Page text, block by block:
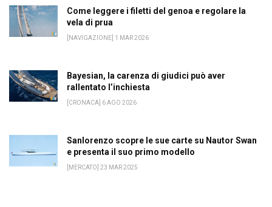
Come leggere i filetti del genoa e regolare la
vela di prua
[NAVIGAZIONE] 1 MAR 2026
Bayesian, la carenza di giudici può aver
rallentato l’inchiesta
[CRONACA] 6 AGO 2026
Sanlorenzo scopre le sue carte su Nautor Swan
e presenta il suo primo modello
[MERCATO] 23 MAR 2025